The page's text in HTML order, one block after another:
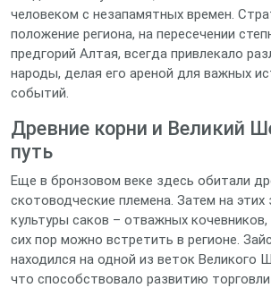
человеком с незапамятных времен.
положение региона, на пересечении
предгорий Алтая, всегда привлекало
народы, делая его ареной для важных
событий.
Древние корни и Великий
путь
Еще в бронзовом веке здесь обитали
скотоводческие племена. Затем на этих
культуры саков – отважных кочевников,
сих пор можно встретить в регионе.
находился на одной из веток Великого
что способствовало развитию торговли